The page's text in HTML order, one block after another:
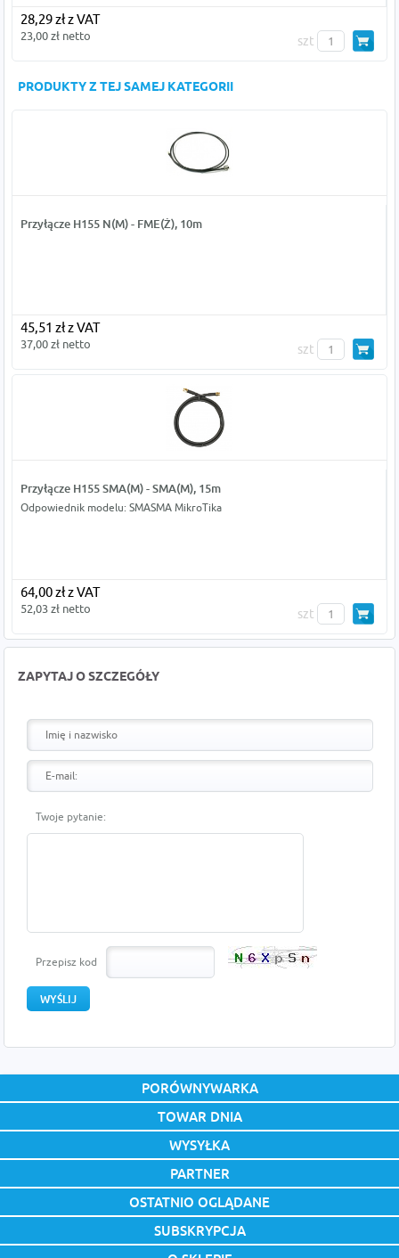
28,29 zł z VAT
23,00 zł netto szt
PRODUKTY Z TEJ SAMEJ KATEGORII
Przyłącze H155 N(M) - FME(Ż), 10m
45,51 zł z VAT
37,00 zł netto szt
Przyłącze H155 SMA(M) - SMA(M), 15m
Odpowiednik modelu: SMASMA MikroTika
64,00 zł z VAT
52,03 zł netto szt
ZAPYTAJ O SZCZEGÓŁY
Twoje pytanie:
Przepisz kod
PORÓWNYWARKA
TOWAR DNIA
WYSYŁKA
PARTNER
OSTATNIO OGLĄDANE
SUBSKRYPCJA